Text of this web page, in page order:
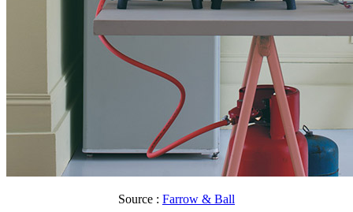
Source : Farrow & Ball